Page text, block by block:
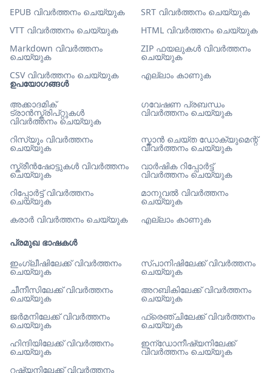
ഉപയോഗങ്ങൾ
അക്കാദമിക്
ട്രാൻസ്ക്രിപ്റ്റുകൾ
വിവർത്തനം ചെയ്യുക
ഗവേഷണ പ്രബന്ധം
വിവർത്തനം ചെയ്യുക
റിസ്യൂം വിവർത്തനം
ചെയ്യുക
സ്കാൻ ചെയ്ത ഡോക്യുമെന്റ്
വിവർത്തനം ചെയ്യുക
സ്ക്രീൻഷോട്ടുകൾ വിവർത്തനം
ചെയ്യുക
വാർഷിക റിപ്പോർട്ട്
വിവർത്തനം ചെയ്യുക
റിപ്പോർട്ട് വിവർത്തനം
ചെയ്യുക
മാനുവൽ വിവർത്തനം
ചെയ്യുക
കരാർ വിവർത്തനം ചെയ്യുക
എല്ലാം കാണുക
പ്രമുഖ ഭാഷകൾ
ഇംഗ്ലീഷിലേക്ക് വിവർത്തനം
ചെയ്യുക
സ്പാനിഷിലേക്ക് വിവർത്തനം
ചെയ്യുക
ചീനീസിലേക്ക് വിവർത്തനം
ചെയ്യുക
അറബികിലേക്ക് വിവർത്തനം
ചെയ്യുക
ജർമനിലേക്ക് വിവർത്തനം
ചെയ്യുക
ഫ്രെഞ്ചിലേക്ക് വിവർത്തനം
ചെയ്യുക
ഹിന്ദിയിലേക്ക് വിവർത്തനം
ചെയ്യുക
ഇന്ഡോനീഷ്യനിലേക്ക്
വിവർത്തനം ചെയ്യുക
റഷ്യനിലേക്ക് വിവർത്തനം
EPUB വിവർത്തനം ചെയ്യുക
SRT വിവർത്തനം ചെയ്യുക
VTT വിവർത്തനം ചെയ്യുക
HTML വിവർത്തനം ചെയ്യുക
Markdown വിവർത്തനം
ചെയ്യുക
ZIP ഫയലുകൾ വിവർത്തനം
ചെയ്യുക
CSV വിവർത്തനം ചെയ്യുക
എല്ലാം കാണുക